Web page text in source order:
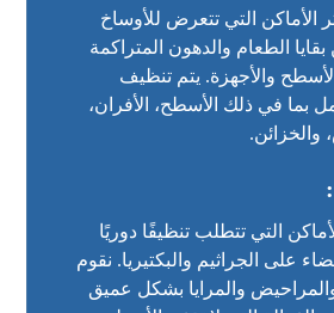
الأماكن التي تتعرض للأوساخ
الطعام والدهون المتراكمة
والأجهزة. يتم تنظيف
بما في ذلك الأسطح، الأفران،
والخزائن.
التي تتطلب تنظيفًا دوريًا
على الجراثيم والبكتيريا. نقوم
والمرايا بشكل عميق